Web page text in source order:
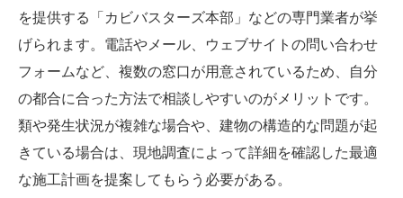
を提供する「カビバスターズ本部」などの専門業者が挙
げられます。電話やメール、ウェブサイトの問い合わせ
フォームなど、複数の窓口が用意されているため、自分
の都合に合った方法で相談しやすいのがメリットです。
類や発生状況が複雑な場合や、建物の構造的な問題が起
きている場合は、現地調査によって詳細を確認した最適
な施工計画を提案してもらう必要がある。